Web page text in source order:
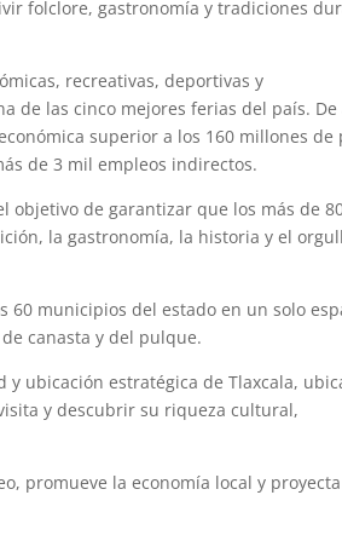
folclore, gastronomía y tradiciones
recreativas, deportivas y
de las cinco mejores ferias del país.
superior a los 160 millones de
de 3 mil empleos indirectos.
objetivo de garantizar que los más de
la gastronomía, la historia y el
60 municipios del estado en un solo
canasta y del pulque.
ubicación estratégica de Tlaxcala,
y descubrir su riqueza cultural,
promueve la economía local y